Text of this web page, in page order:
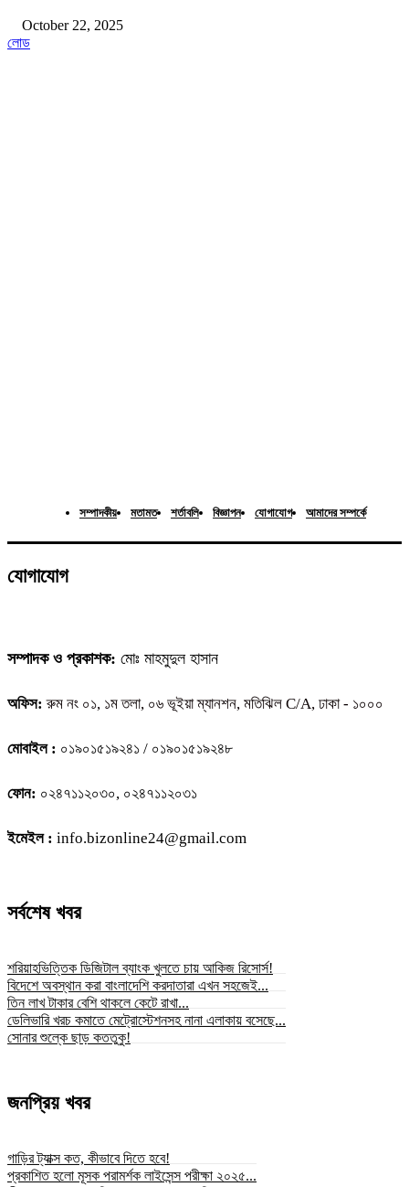
October 22, 2025
লোড
সম্পাদকীয় মতামত শর্তাবলি বিজ্ঞাপন যোগাযোগ আমাদের সম্পর্কে
যোগাযোগ
সম্পাদক ও প্রকাশক: মোঃ মাহমুদুল হাসান
অফিস:রুম নং ০১, ১ম তলা, ০৬ ভূইয়া ম্যানশন, মতিঝিল C/A, ঢাকা - ১০০০
মোবাইল : ০১৯০১৫১৯২৪১ / ০১৯০১৫১৯২৪৮
ফোন: ০২৪৭১১২০৩০, ০২৪৭১১২০৩১
ইমেইল : info.bizonline24@gmail.com
সর্বশেষ খবর
শরিয়াহভিত্তিক ডিজিটাল ব্যাংক খুলতে চায় আকিজ রিসোর্স!
বিদেশে অবস্থান করা বাংলাদেশি করদাতারা এখন সহজেই...
তিন লাখ টাকার বেশি থাকলে কেটে রাখা...
ডেলিভারি খরচ কমাতে মেট্রোস্টেশনসহ নানা এলাকায় বসেছে...
সোনার শুল্কে ছাড় কততুকু!
জনপ্রিয় খবর
গাড়ির ট্যাক্স কত, কীভাবে দিতে হবে!
প্রকাশিত হলো মূসক পরামর্শক লাইসেন্স পরীক্ষা ২০২৫...